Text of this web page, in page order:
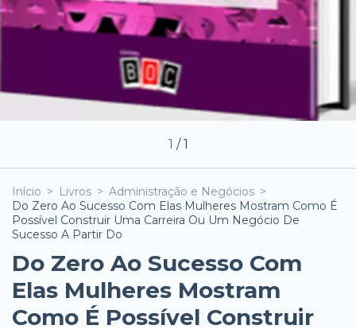
1 /1
Início > Livros > Administração e Negócios >
Do Zero Ao Sucesso Com Elas Mulheres Mostram Como É
Possível Construir Uma Carreira Ou Um Negócio De
Sucesso A Partir Do
Do Zero Ao Sucesso Com
Elas Mulheres Mostram
Como É Possível Construir